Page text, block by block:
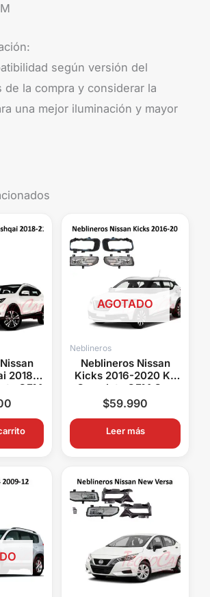
según versión del
de la compra y considerar la
una mejor iluminación y mayor
2018-
OEM
Relay
AGOTADO
Neblineros
Neblineros Nissan
Kicks 2016-2020 Kit
Completo OEM Con
Switch y Relay
$59.990
Leer más